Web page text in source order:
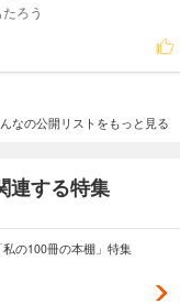
たろう
なの公開リストをもっと見る
連する特集
の100冊の本棚」特集